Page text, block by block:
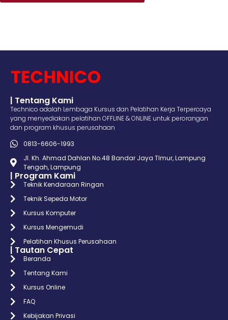
| Tentang Kami
Technico adalah Lembaga Kursus dan Pelatihan Kerja Terpercaya
yang menyediakan pelatihan OFFLINE & ONLINE untuk perorangan
dan program khusus perusahaan
0813-6606-1993
Jl. Kh. Ahmad Dahlan No.48 Bandar Jaya TImur, Lampung
Tengah, Lampung
| Program Kami
Teknik Kendaraan Ringan
Teknik Sepeda Motor
Kursus Komputer
Kursus Mengemudi
Pelatihan Khusus Perusahaan
| Tautan Cepat
Beranda
Tentang Kami
Kursus Online
FAQ
Kebijakan Privasi